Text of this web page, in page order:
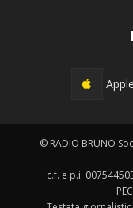
Apple
© RADIO BRUNO
c.f. e p.i.